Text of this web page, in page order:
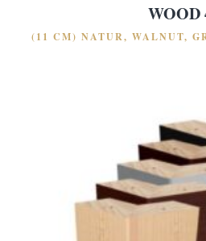
WOOD
(11 CM) NATUR, WALNUT,